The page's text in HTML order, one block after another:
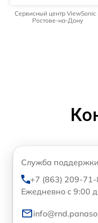
Сервисный центр ViewSonic
Ростове-на-Дону
Служба поддержки
+7 (863) 209-
Ежедневно с 9:00